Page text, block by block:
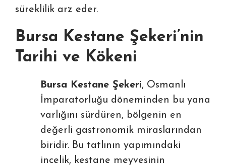
süreklilik arz eder.
Bursa Kestane Şekeri’nin
Tarihi ve Kökeni
Bursa Kestane Şekeri, Osmanlı
İmparatorluğu döneminden bu yana
varlığını sürdüren, bölgenin en
değerli gastronomik miraslarından
biridir. Bu tatlının yapımındaki
incelik, kestane meyvesinin